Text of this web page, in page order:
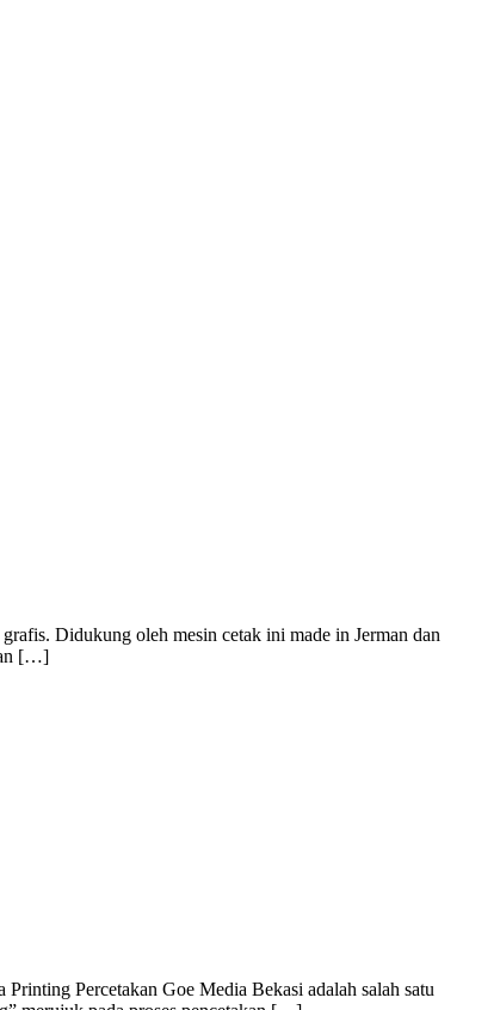
Didukung oleh mesin cetak ini made in Jerman dan
[…]
Percetakan Goe Media Bekasi adalah salah satu